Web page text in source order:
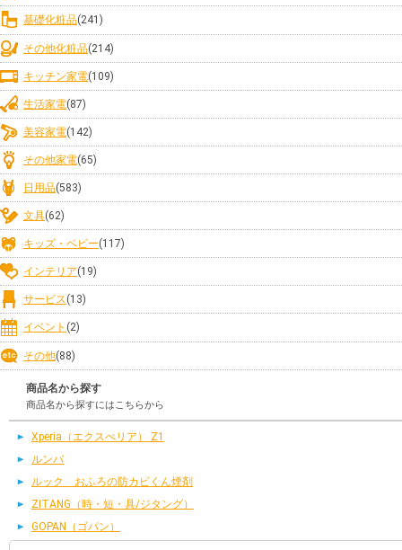
基礎化粧品(241)
その他化粧品(214)
キッチン家電(109)
生活家電(87)
美容家電(142)
その他家電(65)
日用品(583)
文具(62)
キッズ・ベビー(117)
インテリア(19)
サービス(13)
イベント (2)
その他(88)
商品名から探す
商品名から探すにはこちらから
Xperia（エクスぺリア） Z1
ルンバ
ルック おふろの防カビくん煙剤
ZITANG（時・短・具/ジタング）
GOPAN（ゴパン）